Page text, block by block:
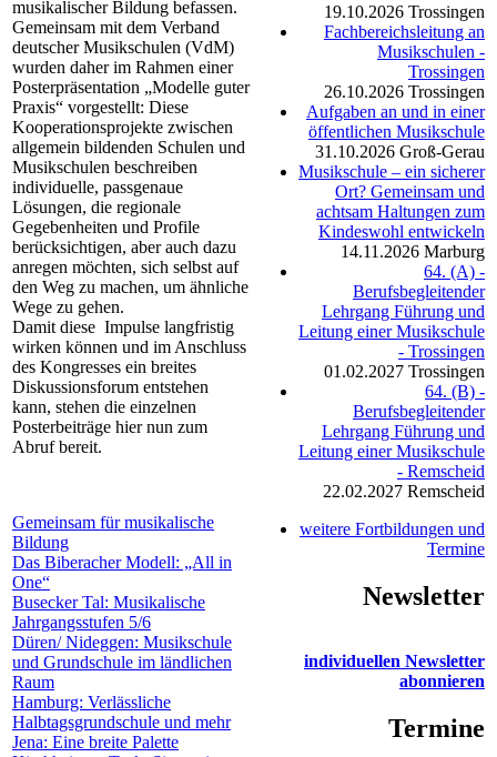
musikalischer Bildung befassen.
Gemeinsam mit dem Verband
deutscher Musikschulen (VdM)
wurden daher im Rahmen einer
Posterpräsentation „Modelle guter
Praxis“ vorgestellt: Diese
Kooperationsprojekte zwischen
allgemein bildenden Schulen und
Musikschulen beschreiben
individuelle, passgenaue
Lösungen, die regionale
Gegebenheiten und Profile
berücksichtigen, aber auch dazu
anregen möchten, sich selbst auf
den Weg zu machen, um ähnliche
Wege zu gehen.
Damit diese Impulse langfristig
wirken können und im Anschluss
des Kongresses ein breites
Diskussionsforum entstehen
kann, stehen die einzelnen
Posterbeiträge hier nun zum
Abruf bereit.
Gemeinsam für musikalische
Bildung
Das Biberacher Modell: „All in
One“
Busecker Tal: Musikalische
Jahrgangsstufen 5/6
Düren/ Nideggen: Musikschule
und Grundschule im ländlichen
Raum
Hamburg: Verlässliche
Halbtagsgrundschule und mehr
Jena: Eine breite Palette
19.10.2026 Trossingen
Fachbereichsleitung an
Musikschulen -
Trossingen
26.10.2026 Trossingen
Aufgaben an und in einer
öffentlichen Musikschule
31.10.2026 Groß-Gerau
Musikschule – ein sicherer
Ort? Gemeinsam und
achtsam Haltungen zum
Kindeswohl entwickeln
14.11.2026 Marburg
64. (A) -
Berufsbegleitender
Lehrgang Führung und
Leitung einer Musikschule
- Trossingen
01.02.2027 Trossingen
64. (B) -
Berufsbegleitender
Lehrgang Führung und
Leitung einer Musikschule
- Remscheid
22.02.2027 Remscheid
weitere Fortbildungen und
Termine
Newsletter
individuellen Newsletter
abonnieren
Termine